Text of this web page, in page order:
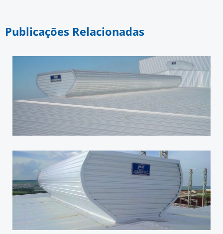
Publicações Relacionadas